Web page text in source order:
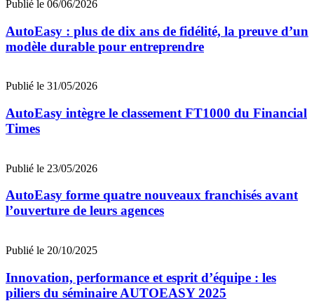
Publié le 06/06/2026
AutoEasy : plus de dix ans de fidélité, la preuve d’un
modèle durable pour entreprendre
Publié le 31/05/2026
AutoEasy intègre le classement FT1000 du Financial
Times
Publié le 23/05/2026
AutoEasy forme quatre nouveaux franchisés avant
l’ouverture de leurs agences
Publié le 20/10/2025
Innovation, performance et esprit d’équipe : les
piliers du séminaire AUTOEASY 2025